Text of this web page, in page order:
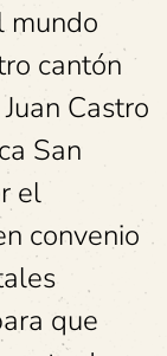
mundo
cantón
Castro
San
el
convenio
que